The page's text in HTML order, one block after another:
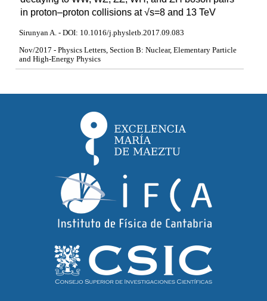
in proton–proton collisions at √s=8 and 13 TeV
Sirunyan A. - DOI: 10.1016/j.physletb.2017.09.083
Nov/2017 - Physics Letters, Section B: Nuclear, Elementary Particle
and High-Energy Physics